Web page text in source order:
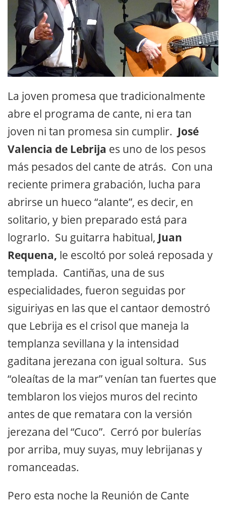
La joven promesa que tradicionalmente
abre el programa de cante, ni era tan
joven ni tan promesa sin cumplir. José
Valencia de Lebrija es uno de los pesos
más pesados del cante de atrás. Con una
reciente primera grabación, lucha para
abrirse un hueco “alante”, es decir, en
solitario, y bien preparado está para
lograrlo. Su guitarra habitual, Juan
Requena, le escoltó por soleá reposada y
templada. Cantiñas, una de sus
especialidades, fueron seguidas por
siguiriyas en las que el cantaor demostró
que Lebrija es el crisol que maneja la
templanza sevillana y la intensidad
gaditana jerezana con igual soltura. Sus
“oleaítas de la mar” venían tan fuertes que
temblaron los viejos muros del recinto
antes de que rematara con la versión
jerezana del “Cuco”. Cerró por bulerías
por arriba, muy suyas, muy lebrijanas y
romanceadas.
Pero esta noche la Reunión de Cante